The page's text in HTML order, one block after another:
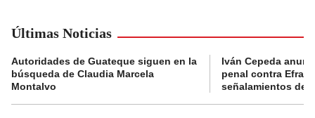
Últimas Noticias
Autoridades de Guateque siguen en la
búsqueda de Claudia Marcela
Montalvo
Iván Cepeda
penal contra
señalamientos de